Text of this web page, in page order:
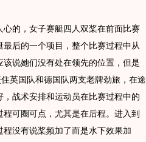
的，女子赛艇四人双桨在前面比赛
后的一个项目，整个比赛过程中从
说她们没有处在领先的位置，但是
英国队和德国队两支老牌劲旅，在途
战术安排和运动员在比赛过程中的
可圈可点，尤其是在后程。进入到
没有说桨频加了而是水下效果加